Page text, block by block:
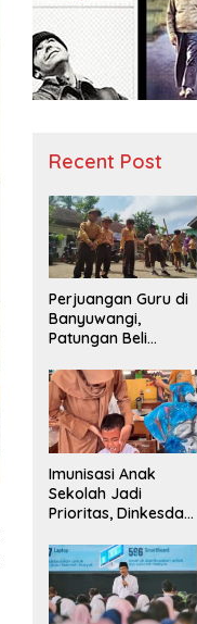
Recent Post
Perjuangan Guru di
Banyuwangi,
Patungan Beli
Menarik Minat Siswa
ke SD Negeri
Imunisasi Anak
Sekolah Jadi
Prioritas, Dinkesda
Monitoring BIAS
2026